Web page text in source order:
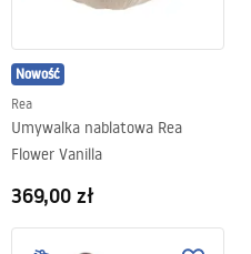
Nowość
Rea
Umywalka nablatowa Rea
Flower Vanilla
369,00 zł